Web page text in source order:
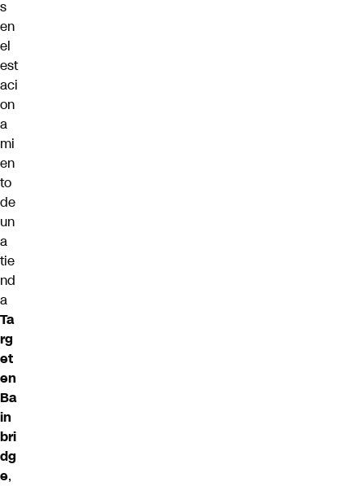
s
en
el
est
aci
on
a
mi
en
to
de
un
a
tie
nd
a
Ta
rg
et
en
Ba
in
bri
dg
e,